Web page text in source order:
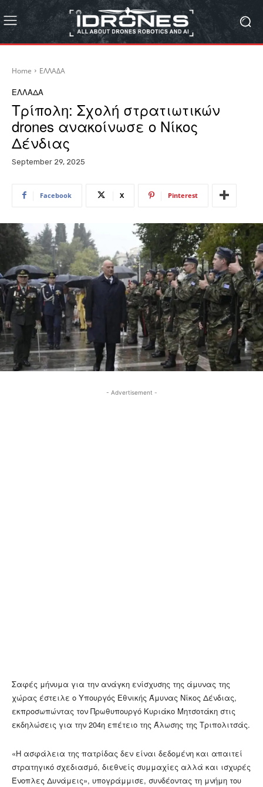
Home ΕΛΛΑΔΑ
ΕΛΛΑΔΑ
Τρίπολη: Σχολή στρατιωτικών
drones ανακοίνωσε ο Νίκος
Δένδιας
September 29, 2025
Facebook X Pinterest
- Advertisement -
Σαφές μήνυμα για την ανάγκη ενίσχυσης της άμυνας της
χώρας έστειλε ο Υπουργός Εθνικής Άμυνας Νίκος Δένδιας,
εκπροσωπώντας τον Πρωθυπουργό Κυριάκο Μητσοτάκη στις
εκδηλώσεις για την 204η επέτειο της Άλωσης της Τριπολιτσάς.
«Η ασφάλεια της πατρίδας δεν είναι δεδομένη και απαιτεί
στρατηγικό σχεδιασμό, διεθνείς συμμαχίες αλλά και ισχυρές
Ένοπλες Δυνάμεις», υπογράμμισε, συνδέοντας τη μνήμη του